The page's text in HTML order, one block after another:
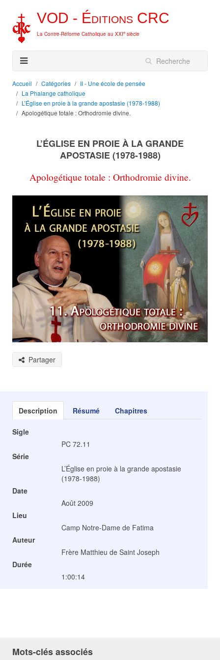
VOD - Éditions CRC
La Contre-Réforme Catholique au XXIe siècle
Accueil Catégories
II - Une école de pensée
La Phalange catholique
L’Église en proie à la grande apostasie (1978-1988)
Apologétique totale : Orthodromie divine.
L’ÉGLISE EN PROIE À LA GRANDE
APOSTASIE (1978-1988)
Apologétique totale : Orthodromie divine.
Partager
Description Résumé Chapitres
Sigle
PC 72.11
Série
L’Église en proie à la grande apostasie
(1978-1988)
Date
Août 2009
Lieu
Camp Notre-Dame de Fatima
Auteur
Frère Matthieu de Saint Joseph
Durée
1:00:14
Mots-clés associés